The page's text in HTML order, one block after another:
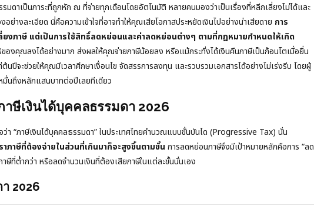
มดาเป็นภาระที่ถูกหัก ณ ที่จ่ายทุกเดือนโดยอัตโนมัติ หลายคนมองว่าเป็นเรื่องที่หลีกเลี่ยงไม่ได้และ
างละเอียด นี่คือความเข้าใจที่อาจทำให้คุณเสียโอกาสประหยัดเงินไปอย่างน่าเสียดาย การ
งภาษี แต่เป็นการใช้สิทธิ์ลดหย่อนและค่าลดหย่อนต่างๆ ตามที่กฎหมายกำหนดให้เกิด
ของคุณลงได้อย่างมาก ส่งผลให้คุณจ่ายภาษีน้อยลง หรือแม้กระทั่งได้เงินคืนภาษีเป็นก้อนโตเมื่อยื่น
ปีจะช่วยให้คุณมีเวลาศึกษาเงื่อนไข จัดสรรการลงทุน และรวบรวมเอกสารได้อย่างไม่เร่งรีบ โดยผู้
มื่นถึงหลักแสนบาทต่อปีเลยทีเดียว
าษีเงินได้บุคคลธรรมดา 2026
า “ภาษีเงินได้บุคคลธรรมดา” ในประเทศไทยคำนวณแบบขั้นบันได (Progressive Tax) นั่น
ภาษีที่ต้องจ่ายในส่วนที่เกินมาก็จะสูงขึ้นตามขั้น การลดหย่อนภาษีจึงมีเป้าหมายหลักคือการ “ลด
ษีที่ต่ำกว่า หรือลดจำนวนเงินที่ต้องเสียภาษีในแต่ละขั้นนั่นเอง
2026